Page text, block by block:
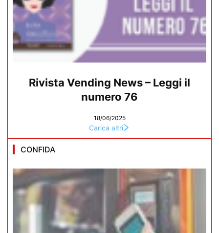
Rivista Vending News – Leggi il
numero 76
18/06/2025
Carica altri
CONFIDA